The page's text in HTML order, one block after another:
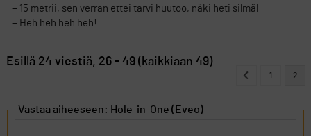
– 15 metrii, sen verran ettei tarvi huutoo, näki heti silmäl
– Heh heh heh heh!
Esillä 24 viestiä, 26 - 49 (kaikkiaan 49)
1 2
Vastaa aiheeseen: Hole-in-One (Eveo)